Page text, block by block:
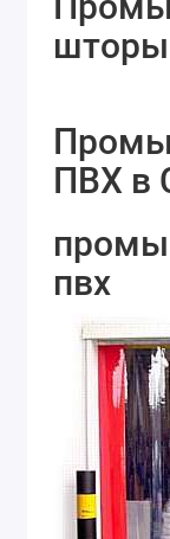
ПВХ в
пвх